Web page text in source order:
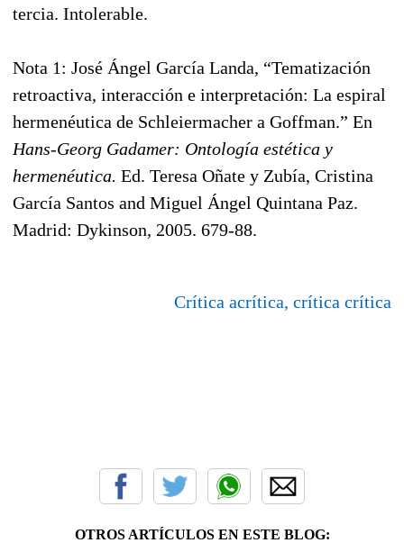
tercia. Intolerable.
Nota 1: José Ángel García Landa, “Tematización
retroactiva, interacción e interpretación: La espiral
hermenéutica de Schleiermacher a Goffman.” En
Hans-Georg Gadamer: Ontología estética y
hermenéutica. Ed. Teresa Oñate y Zubía, Cristina
García Santos and Miguel Ángel Quintana Paz.
Madrid: Dykinson, 2005. 679-88.
Crítica acrítica, crítica crítica
OTROS ARTÍCULOS EN ESTE BLOG: